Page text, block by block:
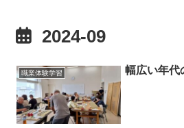
2024-09
職業体験学習 幅広い年代